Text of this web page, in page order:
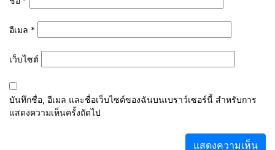
อีเมล *
เว็บไซต์
บันทึกชื่อ, อีเมล และชื่อเว็บไซต์ของฉันบนเบราว์เซอร์นี้ สำหรับการ
แสดงความเห็นครั้งถัดไป